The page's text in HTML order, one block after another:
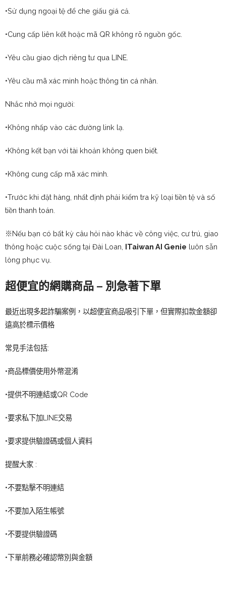
•Sử dụng ngoại tệ để che giấu giá cả.
•Cung cấp liên kết hoặc mã QR không rõ nguồn gốc.
•Yêu cầu giao dịch riêng tư qua LINE.
•Yêu cầu mã xác minh hoặc thông tin cá nhân.
Nhắc nhở mọi người:
•Không nhấp vào các đường link lạ.
•Không kết bạn với tài khoản không quen biết.
•Không cung cấp mã xác minh.
•Trước khi đặt hàng, nhất định phải kiểm tra kỹ loại tiền tệ và số
tiền thanh toán.
※Nếu bạn có bất kỳ câu hỏi nào khác về công việc, cư trú, giao
thông hoặc cuộc sống tại Đài Loan, ITaiwan AI Genie luôn sẵn
lòng phục vụ.
超便宜的網購商品 – 別急著下單
最近出現多起詐騙案例，以超便宜商品吸引下單，但實際扣款金額卻
遠高於標示價格
常見手法包括:
•商品標價使用外幣混淆
•提供不明連結或QR Code
•要求私下加LINE交易
•要求提供驗證碼或個人資料
提醒大家 :
•不要點擊不明連結
•不要加入陌生帳號
•不要提供驗證碼
•下單前務必確認幣別與金額